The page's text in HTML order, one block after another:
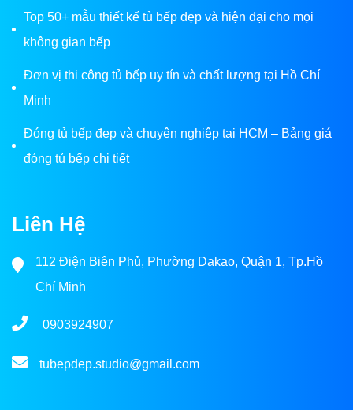
Top 50+ mẫu thiết kế tủ bếp đẹp và hiện đại cho mọi
không gian bếp
Đơn vị thi công tủ bếp uy tín và chất lượng tại Hồ Chí
Minh
Đóng tủ bếp đẹp và chuyên nghiệp tại HCM – Bảng giá
đóng tủ bếp chi tiết
Liên Hệ
112 Điện Biên Phủ, Phường Dakao, Quận 1, Tp.Hồ
Chí Minh
0903924907
tubepdep.studio@gmail.com